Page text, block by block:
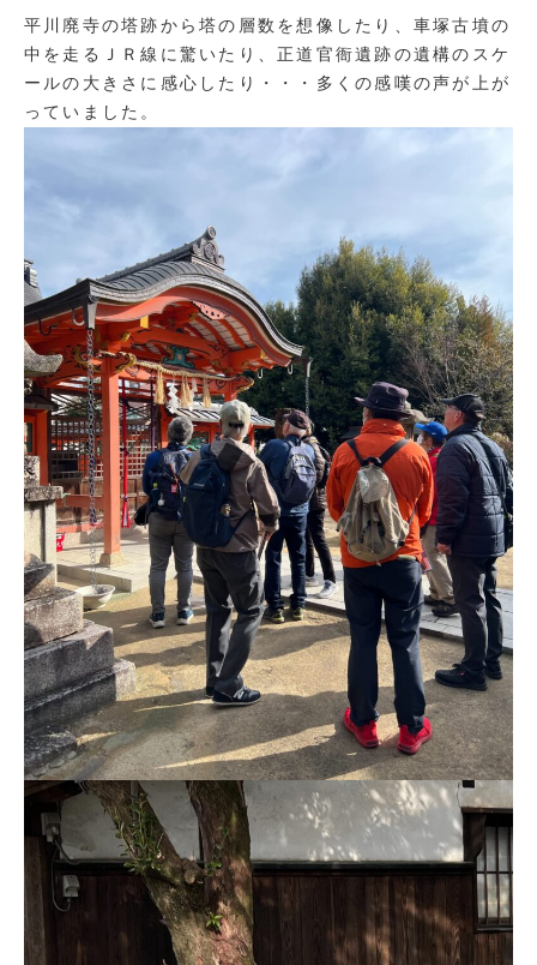
平川廃寺の塔跡から塔の層数を想像したり、車塚古墳の
中を走るＪＲ線に驚いたり、正道官衙遺跡の遺構のスケ
ールの大きさに感心したり・・・多くの感嘆の声が上が
っていました。